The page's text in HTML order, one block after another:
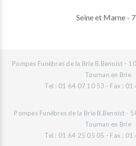
Seine et Marne -
Pompes Funèbres de la Brie B.Benoist -
Tournan en Brie
Tel : 01 64 07 10 53 - Fax : 01
Pompes Funèbres de la Brie B.Benoist -
Tournan en Brie
Tel : 01 64 25 05 05 - Fax : 01